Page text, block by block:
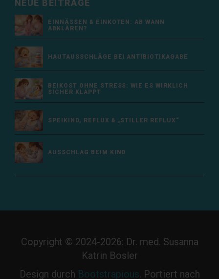
NEUE BEITRÄGE
EINNÄSSEN & EINKOTEN: AB WANN
ABKLÄREN?
HAUTAUSSCHLÄGE BEI ANTIBIOTIKAGABE
BEIKOST OHNE STRESS: WIE ES WIRKLICH
SICHER KLAPPT
SPEIKIND, REFLUX & „STILLER REFLUX“
AUSSCHLAG BEIM KIND
Copyright © 2024-2026: Dr. med. Susanna
Katrin Bosler
Design durch Bootstrapious. Portiert nach